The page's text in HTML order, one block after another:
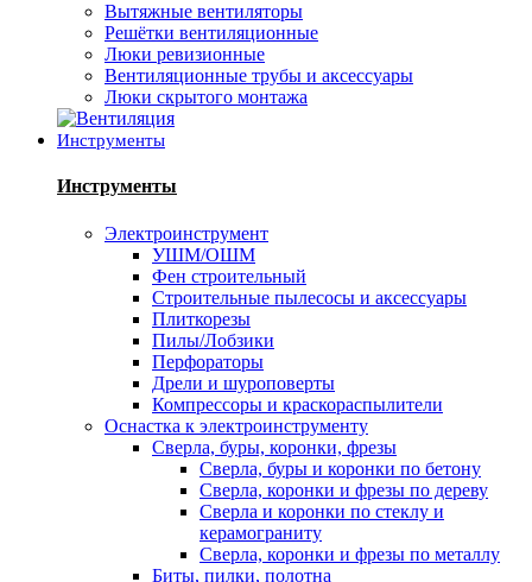
Вытяжные вентиляторы
Решётки вентиляционные
Люки ревизионные
Вентиляционные трубы и аксессуары
Люки скрытого монтажа
Инструменты
Инструменты
Электроинструмент
УШМ/ОШМ
Фен строительный
Строительные пылесосы и аксессуары
Плиткорезы
Пилы/Лобзики
Перфораторы
Дрели и шуроповерты
Компрессоры и краскораспылители
Оснастка к электроинструменту
Сверла, буры, коронки, фрезы
Сверла, буры и коронки по бетону
Сверла, коронки и фрезы по дереву
Сверла и коронки по стеклу и
керамограниту
Сверла, коронки и фрезы по металлу
Биты, пилки, полотна